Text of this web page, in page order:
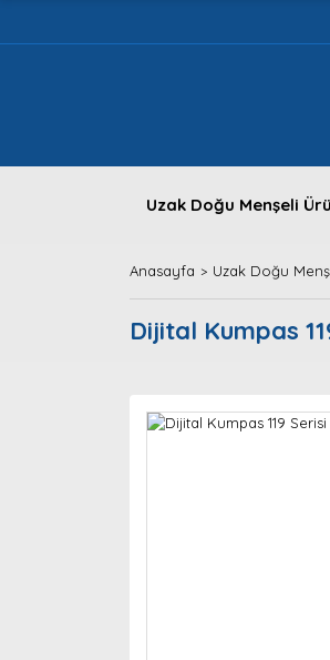
Uzak Doğu Menşeli
Anasayfa Uzak Doğu
Dijital Kumpas